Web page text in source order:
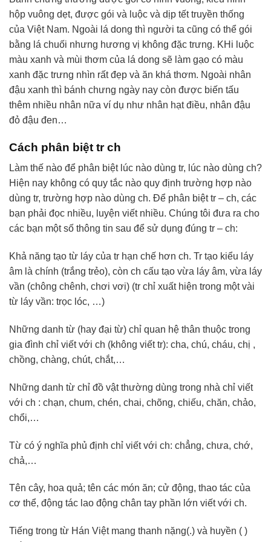
hộp vuông dẹt, được gói và luộc và dịp tết truyền thống
của Việt Nam. Ngoài lá dong thì người ta cũng có thể gói
bằng lá chuối nhưng hương vị không đặc trưng. KHi luộc
màu xanh và mùi thơm của lá dong sẽ làm gạo có màu
xanh đặc trưng nhìn rất đẹp và ăn khá thơm. Ngoài nhân
đậu xanh thì bánh chưng ngày nay còn được biến tấu
thêm nhiều nhân nữa ví dụ như nhân hạt điều, nhân đậu
đỏ đậu đen…
Cách phân biệt tr ch
Làm thế nào để phân biệt lúc nào dùng tr, lúc nào dùng ch?
Hiện nay không có quy tắc nào quy định trường hợp nào
dùng tr, trường hợp nào dùng ch. Để phân biệt tr – ch, các
bạn phải đọc nhiều, luyện viết nhiều. Chúng tôi đưa ra cho
các bạn một số thông tin sau để sử dụng đúng tr – ch:
Khả năng tạo từ láy của tr hạn chế hơn ch. Tr tạo kiểu láy
âm là chính (trắng trẻo), còn ch cấu tạo vừa láy âm, vừa láy
vần (chông chênh, chơi vơi) (tr chỉ xuất hiện trong một vài
từ láy vần: trọc lóc, …)
Những danh từ (hay đại từ) chỉ quan hệ thân thuộc trong
gia đình chỉ viết với ch (không viết tr): cha, chú, cháu, chị ,
chồng, chàng, chút, chắt,…
Những danh từ chỉ đồ vật thường dùng trong nhà chỉ viết
với ch : chạn, chum, chén, chai, chõng, chiếu, chăn, chảo,
chổi,…
Từ có ý nghĩa phủ định chỉ viết với ch: chẳng, chưa, chớ,
chả,…
Tên cây, hoa quả; tên các món ăn; cử động, thao tác của
cơ thể, động tác lao động chân tay phần lớn viết với ch.
Tiếng trong từ Hán Việt mang thanh nặng(.) và huyền ( )